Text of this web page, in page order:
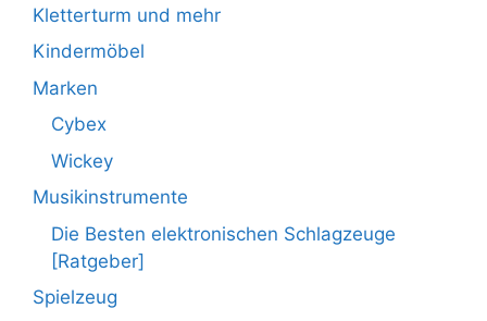
Kletterturm und mehr
Kindermöbel
Marken
Cybex
Wickey
Musikinstrumente
Die Besten elektronischen Schlagzeuge
[Ratgeber]
Spielzeug